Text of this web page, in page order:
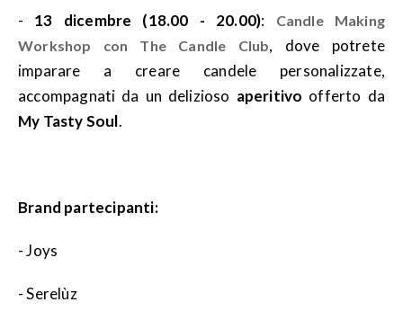
- 13 dicembre (18.00 - 20.00):
Candle Making
Workshop con The Candle Club, dove potrete
imparare a creare candele personalizzate,
accompagnati da un delizioso aperitivo offerto da
My Tasty Soul.
Brand partecipanti:
- Joys
- Serelùz